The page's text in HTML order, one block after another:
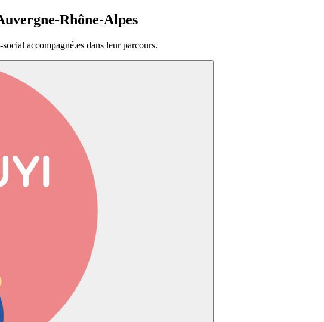
Rhône-Alpes
accompagné.es dans leur parcours.